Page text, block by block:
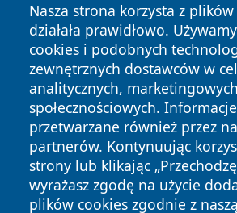
Nasza strona korzysta z
działała prawidłowo.
cookies i podobnych
zewnętrznych dostawców w
analitycznych,
społecznościowych.
przetwarzane również przez
partnerów. Kontynuując
strony lub klikając
wyrażasz zgodę na użycie
plików cookies zgodnie z naszą
Copyright © 2026 24piaseczno.pl
zastrzeżone.